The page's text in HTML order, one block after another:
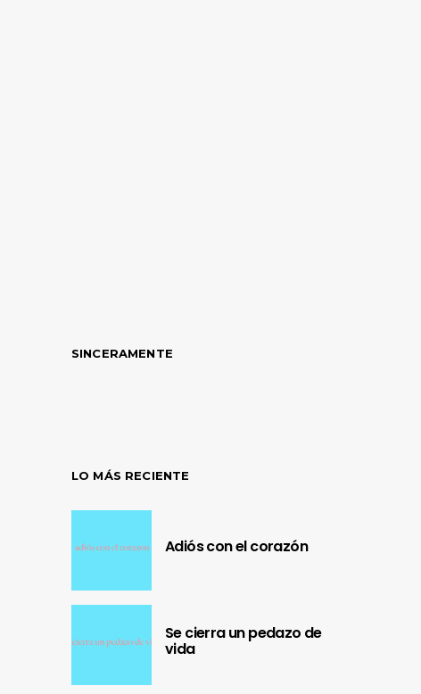
SINCERAMENTE
LO MÁS RECIENTE
Adiós con el corazón
Se cierra un pedazo de
vida